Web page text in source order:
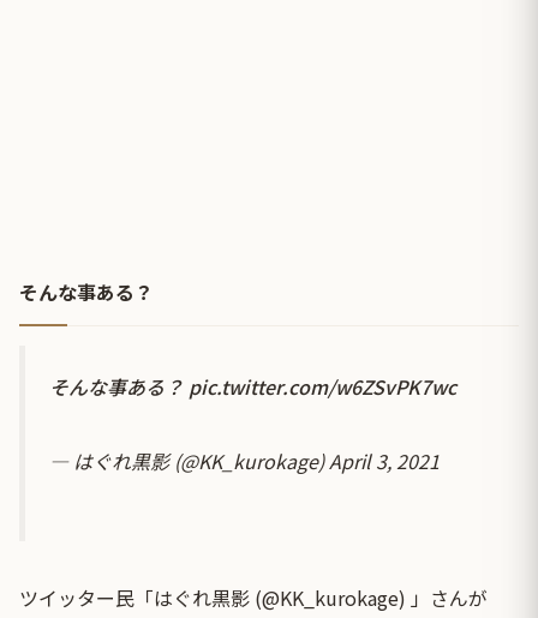
そんな事ある？
そんな事ある？ pic.twitter.com/w6ZSvPK7wc
— はぐれ黒影 (@KK_kurokage)April 3, 2021
ツイッター民「はぐれ黒影 (@KK_kurokage) 」さんが